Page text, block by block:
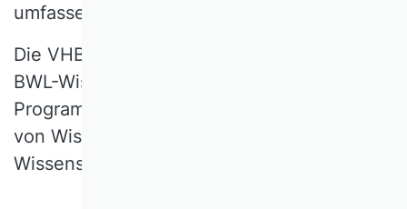
umfassenden Blick auf die Disziplin.
Die VHB Tagung richtet sich an die ganze
BWL-Wissenschaftscommunity. Das
Programm berücksichtigt die Bedürfnisse
von Wissenschaftlerinnen und
Wissenschaftlern aller Karrierestufen.